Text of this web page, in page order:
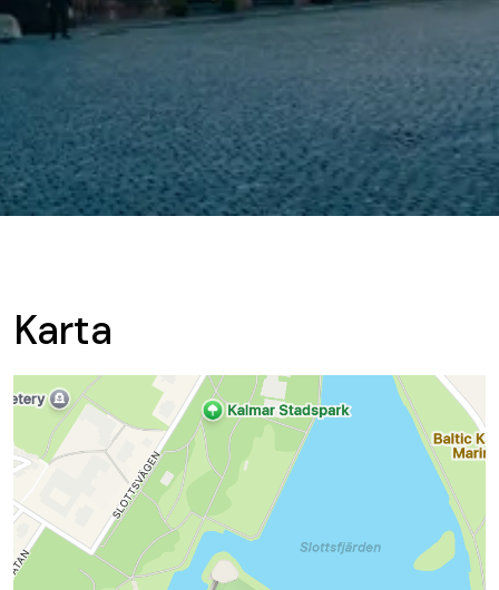
Karta